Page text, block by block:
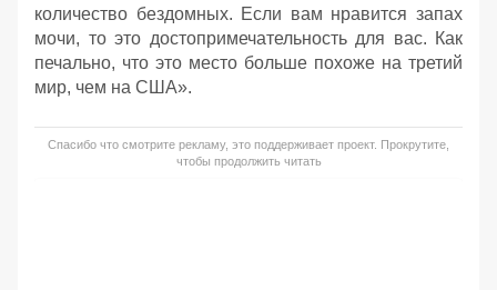
количество бездомных. Если вам нравится запах
мочи, то это достопримечательность для вас. Как
печально, что это место больше похоже на третий
мир, чем на США».
Спасибо что смотрите рекламу, это поддерживает проект. Прокрутите,
чтобы продолжить читать